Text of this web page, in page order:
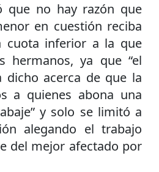
que no hay razón que
en cuestión reciba
cuota inferior a la que
hermanos, ya que “el
dicho acerca de que la
a quienes abona una
y solo se limitó a
alegando el trabajo
del mejor afectado por